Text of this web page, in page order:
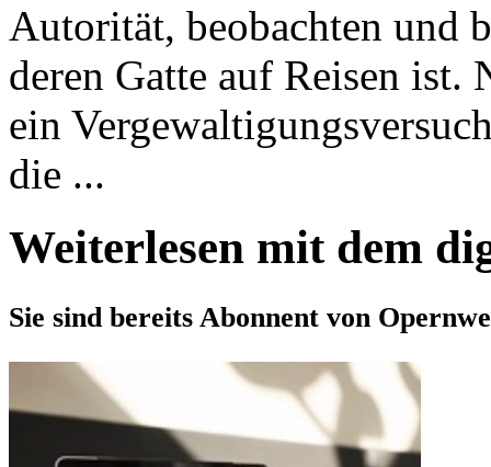
Autorität, beobachten und
deren Gatte auf Reisen ist.
ein
die ...
Weiterlesen mit dem
Sie sind bereits Abonnent von